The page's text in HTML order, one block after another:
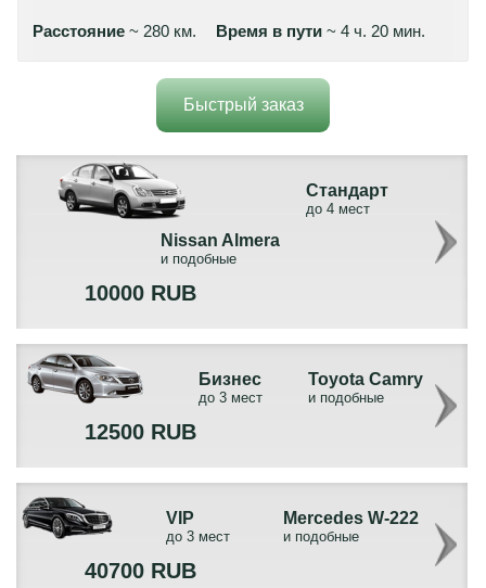
Расстояние~ 280 км. Время в пути~ 4 ч. 20 мин.
Быстрый заказ
Стандарт
до 4 мест
Nissan Almera
и подобные
10000 RUB
Бизнес
до 3 мест
Toyota Camry
и подобные
12500 RUB
VIP
до 3 мест
Mercedes W-222
и подобные
40700 RUB